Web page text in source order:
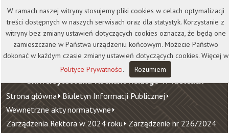
Kontakt Biblioteka
Wydawnictwo
Wirtualna Uczelnia
Uniwersytet Jana Kochanowskiego w Kielcach
Strona główna Biuletyn Informacji Publicznej
Wewnętrzne akty normatywne
Zarządzenia Rektora w 2024 roku Zarządzenie nr 226/2024
W ramach naszej witryny stosujemy pliki cookies w celach optymalizacji
treści dostępnych w naszych serwisach oraz dla statystyk. Korzystanie z
witryny bez zmiany ustawień dotyczących cookies oznacza, że będą one
zamieszczane w Państwa urządzeniu końcowym. Możecie Państwo
dokonać w każdym czasie zmiany ustawień dotyczących cookies. Więcej w
Polityce Prywatności. Rozumiem